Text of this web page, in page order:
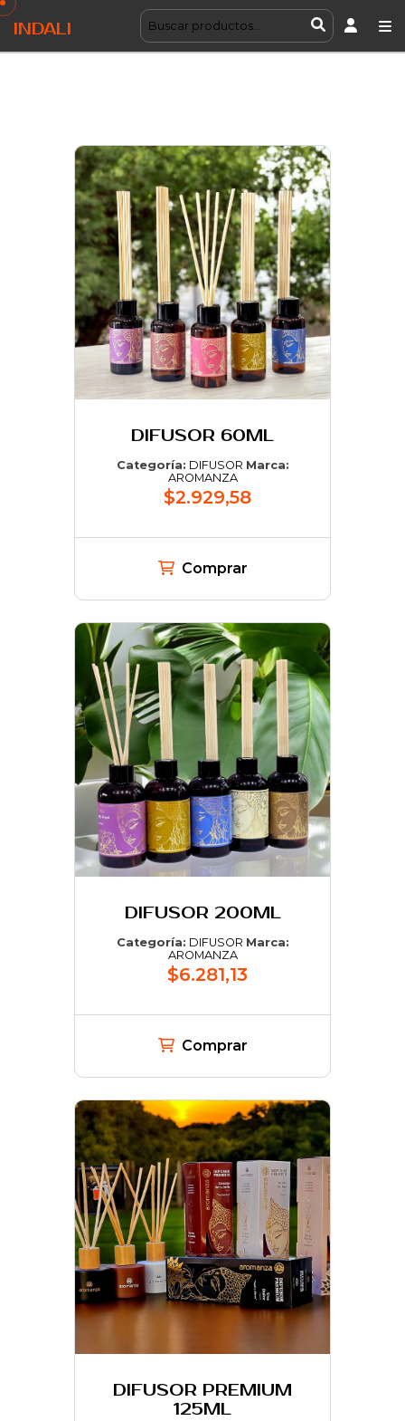
INDALI
DIFUSOR 60ML
Categoría: DIFUSOR Marca:
AROMANZA
$2.929,58
Comprar
DIFUSOR 200ML
Categoría: DIFUSOR Marca:
AROMANZA
$6.281,13
Comprar
DIFUSOR PREMIUM
125ML